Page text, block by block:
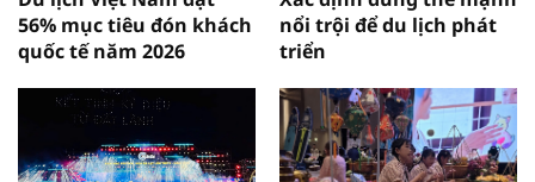
56% mục tiêu đón khách
quốc tế năm 2026
nổi trội để du lịch phát
triển